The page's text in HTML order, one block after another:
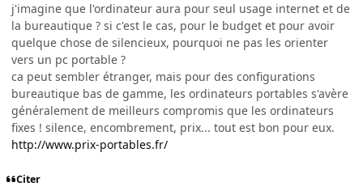
j'imagine que l'ordinateur aura pour seul usage internet et de
la bureautique ? si c'est le cas, pour le budget et pour avoir
quelque chose de silencieux, pourquoi ne pas les orienter
vers un pc portable ?
ca peut sembler étranger, mais pour des configurations
bureautique bas de gamme, les ordinateurs portables s'avère
généralement de meilleurs compromis que les ordinateurs
fixes ! silence, encombrement, prix... tout est bon pour eux.
http://www.prix-portables.fr/
Citer